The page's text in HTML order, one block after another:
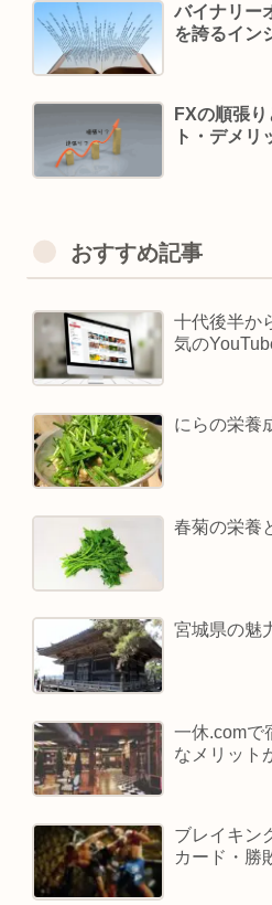
バイナリー
を誇るイン
FXの順張
ト・デメリ
おすすめ記事
十代後半か
気の
にらの栄養
春菊の栄養
宮城県の魅
一休.comで
なメリット
ブレイキン
カード・勝